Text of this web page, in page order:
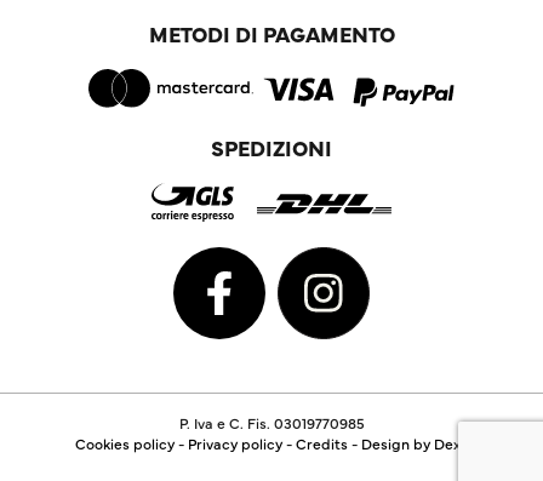
METODI DI PAGAMENTO
SPEDIZIONI
P. Iva e C. Fis. 03019770985
Cookies policy- Privacy policy-Credits- Design by Dexa